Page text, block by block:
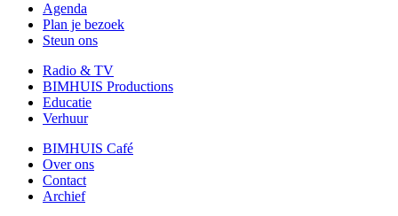
Agenda
Plan je bezoek
Steun ons
Radio & TV
BIMHUIS Productions
Educatie
Verhuur
BIMHUIS Café
Over ons
Contact
Archief